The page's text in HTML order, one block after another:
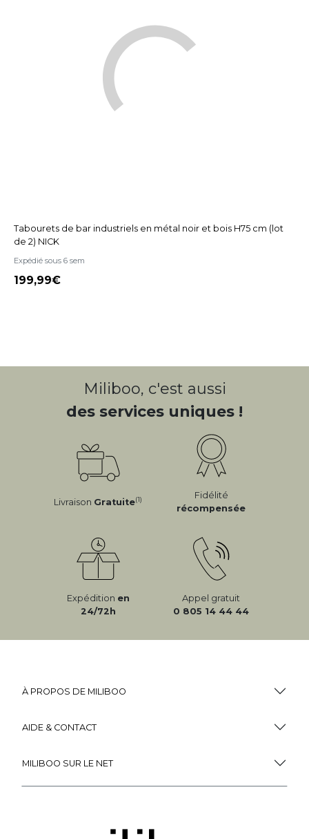
Tabourets de bar industriels en métal noir et bois H75 cm (lot
de 2) NICK
Expédié sous 6 sem
199,99
Miliboo, c'est aussi
des services uniques !
Livraison Gratuite(1)
Fidélité
récompensée
Expédition en
24/72h
Appel gratuit
0 805 14 44 44
À PROPOS DE MILIBOO
AIDE & CONTACT
MILIBOO SUR LE NET